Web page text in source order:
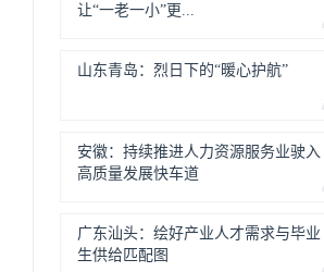
让“一老一小”更...
山东青岛：烈日下的“暖心护航”
安徽：持续推进人力资源服务业驶入
高质量发展快车道
广东汕头：绘好产业人才需求与毕业
生供给匹配图